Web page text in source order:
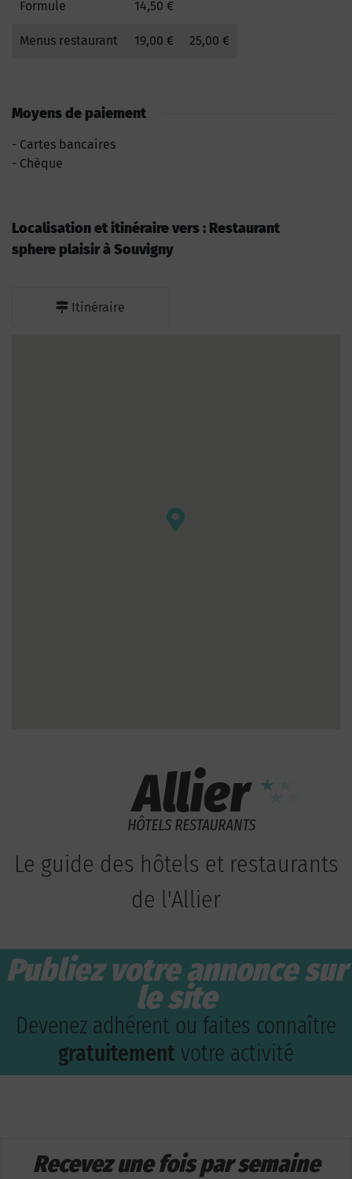
Formule 14,50 €
Menus restaurant 19,00 € 25,00 €
Moyens de paiement
Cartes bancaires
Chèque
Localisation et itinéraire vers : Restaurant
sphere plaisir à Souvigny
Itinéraire
Le guide des hôtels et restaurants
de l'Allier
Publiez votre annonce sur
le site
Devenez adhérent ou faites connaître
gratuitement votre activité
Recevez une fois par semaine